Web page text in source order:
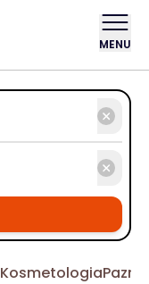
MENU
Kosmetologia